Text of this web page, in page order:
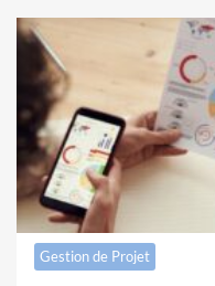
Gestion de Projet